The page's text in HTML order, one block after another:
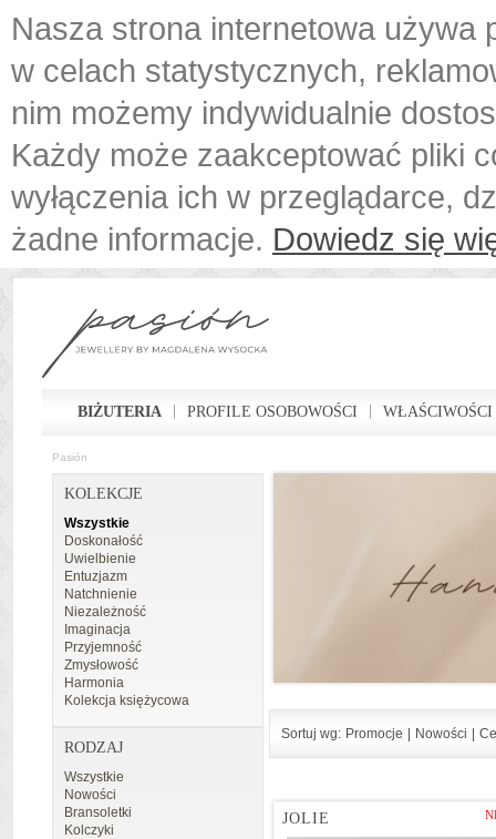
Nasza strona internetowa używa
w celach statystycznych,
nim możemy indywidualnie
Każdy może zaakceptować pliki
wyłączenia ich w przeglądarce,
żadne informacje. Dowiedz się
BIŻUTERIA PROFILE OSOBOWOŚCI
Pasión
KOLEKCJE
Wszystkie
Doskonałość
Uwielbienie
Entuzjazm
Natchnienie
Niezależność
Imaginacja
Przyjemność
Zmysłowość
Harmonia
Kolekcja księżycowa
RODZAJ
Wszystkie
Nowości
Bransoletki
Kolczyki
Sortuj wg: Promocje Nowości
JOLIE